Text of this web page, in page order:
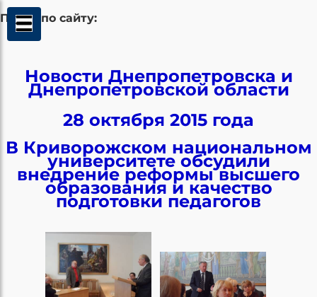
Поиск по сайту:
Новости Днепропетровска и
Днепропетровской области
28 октября 2015 года
В Криворожском национальном
университете обсудили
внедрение реформы высшего
образования и качество
подготовки педагогов